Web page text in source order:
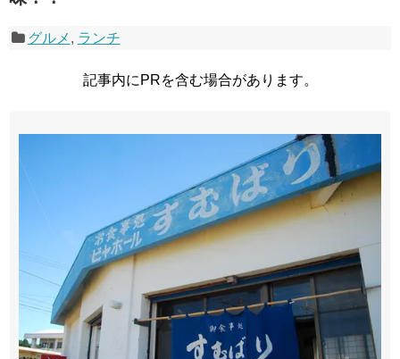
グルメ , ランチ
記事内にPRを含む場合があります。